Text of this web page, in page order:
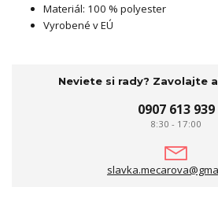
Materiál: 100 % polyester
Vyrobené v EÚ
Neviete si rady? Zavolajte
0907 613 939
8:30 - 17:00